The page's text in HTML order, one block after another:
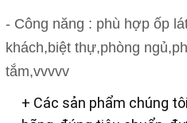
- Công năng : phù hợp ốp
khách,biệt thự,phòng
tắm,vvvvv
+ Các sản phẩm chúng